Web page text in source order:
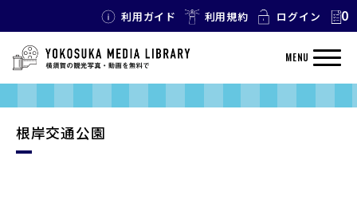
利用ガイド 利用規約 ログイン 0
MENU
根岸交通公園